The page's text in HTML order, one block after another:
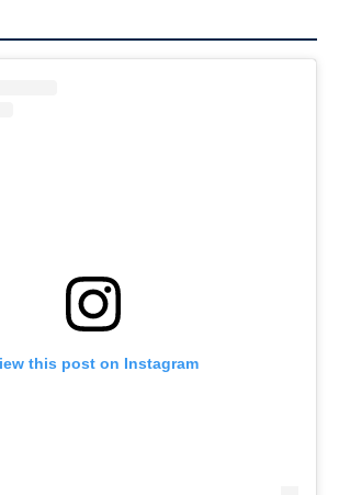
this post on Instagram